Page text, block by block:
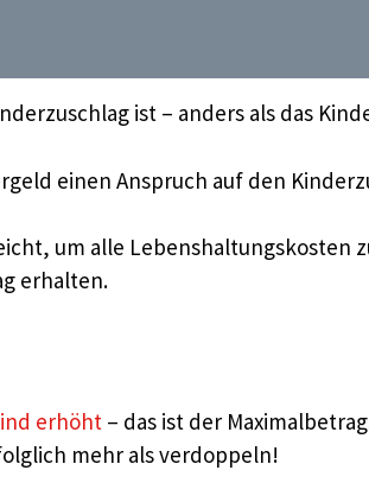
ist – anders als das
einen Anspruch auf den
um alle
erhalten.
erhöht – das ist der
mehr als verdoppeln!